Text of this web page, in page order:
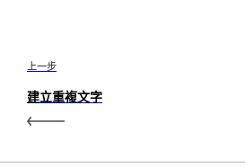
上一步
建立重複文字